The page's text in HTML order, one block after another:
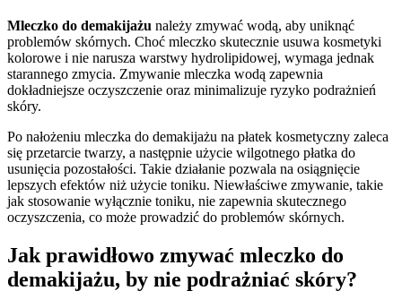
Mleczko do demakijażu należy zmywać wodą, aby uniknąć
problemów skórnych. Choć mleczko skutecznie usuwa kosmetyki
kolorowe i nie narusza warstwy hydrolipidowej, wymaga jednak
starannego zmycia. Zmywanie mleczka wodą zapewnia
dokładniejsze oczyszczenie oraz minimalizuje ryzyko podrażnień
skóry.
Po nałożeniu mleczka do demakijażu na płatek kosmetyczny zaleca
się przetarcie twarzy, a następnie użycie wilgotnego płatka do
usunięcia pozostałości. Takie działanie pozwala na osiągnięcie
lepszych efektów niż użycie toniku. Niewłaściwe zmywanie, takie
jak stosowanie wyłącznie toniku, nie zapewnia skutecznego
oczyszczenia, co może prowadzić do problemów skórnych.
Jak prawidłowo zmywać mleczko do
demakijażu, by nie podrażniać skóry?